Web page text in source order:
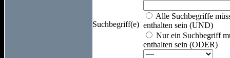
Suchbegriff(e)
Alle Suchbegriffe
enthalten sein (UND)
Nur ein Suchbegriff
enthalten sein (ODER)